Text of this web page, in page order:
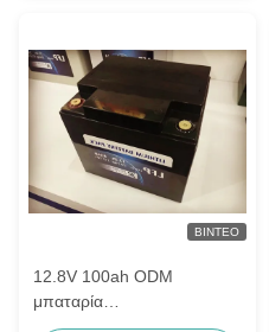
ΒΊΝΤΕΟ
12.8V 100ah ODM
μπαταρία
επαναφορτιζόμενη LiFePO4